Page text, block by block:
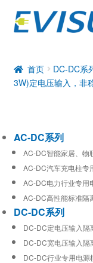
DC-DC系列
工业通信模块
首页 DC-DC系
3W)定电压输入，非
AC-DC系列
AC-DC智能家居、物
AC-DC汽车充电柱专
AC-DC电力行业专用
AC-DC高性能标准隔
DC-DC系列
DC-DC定电压输入隔
DC-DC宽电压输入隔
DC-DC行业专用电源